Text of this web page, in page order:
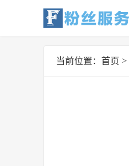
当前位置： 首页 >